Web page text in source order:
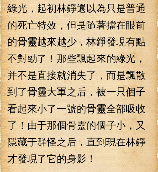
綠光，起初林錚還以為只是普通
的死亡特效，但是隨著擋在眼前
的骨靈越來越少，林錚發現有點
不對勁了！那些飄起來的綠光，
并不是直接就消失了，而是飄散
到了骨靈大軍之后，被一只個子
看起來小了一號的骨靈全部吸收
了！由于那個骨靈的個子小，又
隱藏于群怪之后，直到現在林錚
才發現了它的身影！